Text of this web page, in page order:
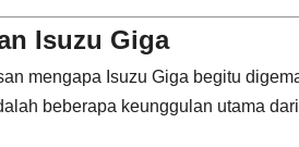
Isuzu Giga
mengapa Isuzu Giga begitu
beberapa keunggulan utama